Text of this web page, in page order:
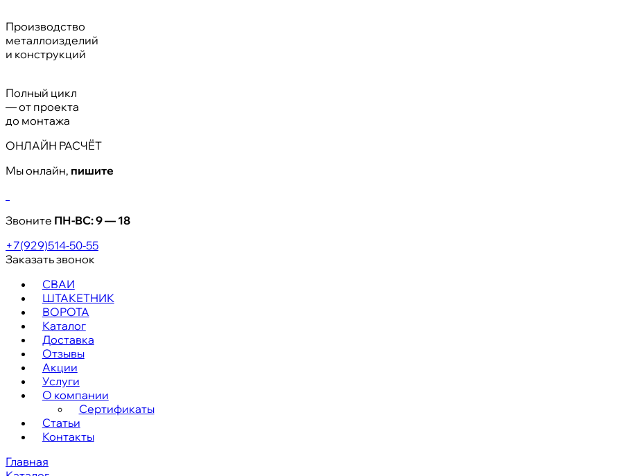
Производство
металлоизделий
и конструкций
Полный цикл
— от проекта
до монтажа
ОНЛАЙН РАСЧЁТ
Мы онлайн, пишите
Звоните ПН-ВС:9 — 18
+7(929)514-50-55
Заказать звонок
СВАИ
ШТАКЕТНИК
ВОРОТА
Каталог
Доставка
Отзывы
Акции
Услуги
О компании
Сертификаты
Статьи
Контакты
Главная